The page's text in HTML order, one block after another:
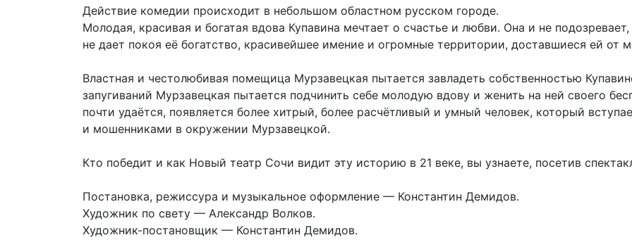
Действие комедии происходит в небольшом областном русском городе.
Молодая, красивая и богатая вдова Купавина мечтает о счастье и любви. Она и не
не дает покоя её богатство, красивейшее имение и огромные территории, доставшиеся ей от
Властная и честолюбивая помещица Мурзавецкая пытается завладеть собственностью
запугиваний Мурзавецкая пытается подчинить себе молодую вдову и женить на ней своего
почти удаётся, появляется более хитрый, более расчётливый и умный человек, который
и мошенниками в окружении Мурзавецкой.
Кто победит и как Новый театр Сочи видит эту историю в 21 веке, вы узнаете, посетив
Постановка, режиссура и музыкальное оформление — Константин Демидов.
Художник по свету — Александр Волков.
Художник-постановщик — Константин Демидов.